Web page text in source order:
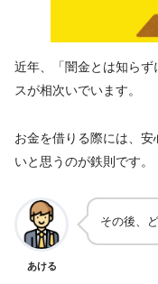
近年、「闇金とは知ら
スが相次いでいます。
お金を借りる際には、
いと思うのが鉄則です。
あける
その後、